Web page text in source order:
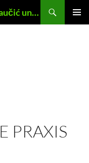
Philosophische Praxis Gerhard Kaučić und Anna Lydia Huber
PRAXIS